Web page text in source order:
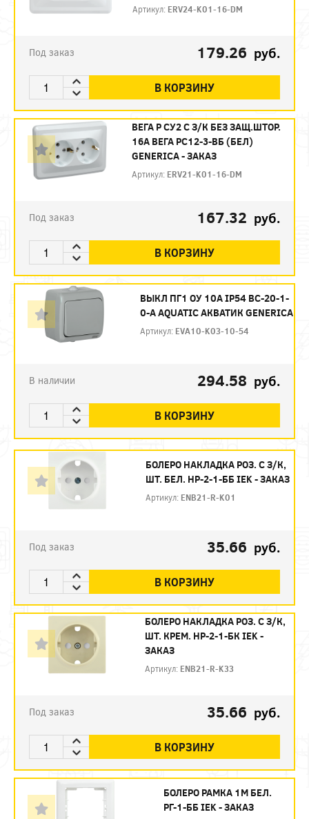
Артикул: ERV24-K01-16-DM
Под заказ 179.26 руб.
В КОРЗИНУ
ВЕГА Р СУ2 С З/К БЕЗ ЗАЩ.ШТОР.
16А ВЕГА РС12-3-ВБ (БЕЛ)
GENERICA - ЗАКАЗ
Артикул: ERV21-K01-16-DM
Под заказ 167.32 руб.
В КОРЗИНУ
ВЫКЛ ПГ1 ОУ 10А IP54 ВС-20-1-
0-A AQUATIC АКВАТИК GENERICA
Артикул: EVA10-K03-10-54
В наличии 294.58 руб.
В КОРЗИНУ
БОЛЕРО НАКЛАДКА РОЗ. С З/К,
ШТ. БЕЛ. НР-2-1-ББ IEK - ЗАКАЗ
Артикул: ENB21-R-K01
Под заказ 35.66 руб.
В КОРЗИНУ
БОЛЕРО НАКЛАДКА РОЗ. С З/К,
ШТ. КРЕМ. НР-2-1-БК IEK -
ЗАКАЗ
Артикул: ENB21-R-K33
Под заказ 35.66 руб.
В КОРЗИНУ
БОЛЕРО РАМКА 1М БЕЛ.
РГ-1-ББ IEK - ЗАКАЗ